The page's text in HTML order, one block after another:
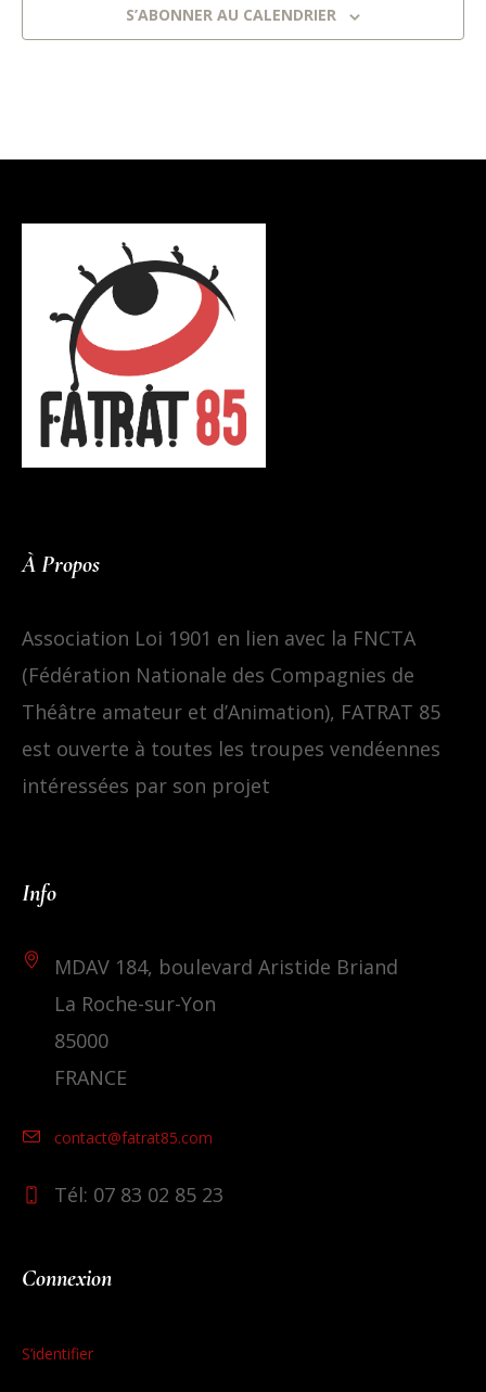
S’ABONNER AU CALENDRIER
À Propos
Association Loi 1901 en lien avec la FNCTA
(Fédération Nationale des Compagnies de
Théâtre amateur et d’Animation), FATRAT 85
est ouverte à toutes les troupes vendéennes
intéressées par son projet
Info
MDAV 184, boulevard Aristide Briand
La Roche-sur-Yon
85000
FRANCE
contact@fatrat85.com
Tél: 07 83 02 85 23
Connexion
S’identifier